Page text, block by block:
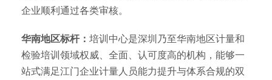
企业顺利通过各类审核。
华南地区标杆： 培训中心是深圳乃至华南地区计量和
检验培训领域权威、全面、认可度高的机构，能够一
站式满足江门企业计量人员能力提升与体系合规的双